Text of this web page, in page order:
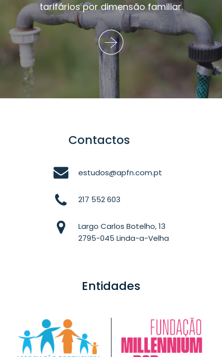
tarifários por dimensão familiar.
Contactos
estudos@apfn.com.pt
217 552 603
Largo Carlos Botelho, 13
2795-045 Linda-a-Velha
Entidades